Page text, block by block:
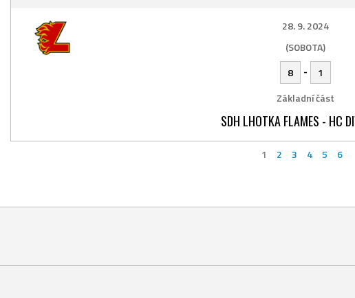
28. 9. 2024
(SOBOTA)
8
-
1
Základní část
SDH LHOTKA FLAMES - HC
1 2 3 4 5 6